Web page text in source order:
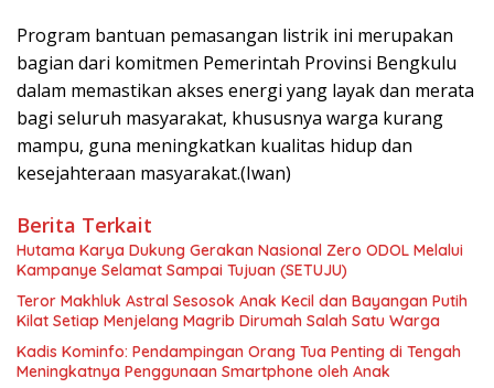
Program bantuan pemasangan listrik ini merupakan
bagian dari komitmen Pemerintah Provinsi Bengkulu
dalam memastikan akses energi yang layak dan merata
bagi seluruh masyarakat, khususnya warga kurang
mampu, guna meningkatkan kualitas hidup dan
kesejahteraan masyarakat.(Iwan)
Berita Terkait
Hutama Karya Dukung Gerakan Nasional Zero ODOL Melalui
Kampanye Selamat Sampai Tujuan (SETUJU)
Teror Makhluk Astral Sesosok Anak Kecil dan Bayangan Putih
Kilat Setiap Menjelang Magrib Dirumah Salah Satu Warga
Kadis Kominfo: Pendampingan Orang Tua Penting di Tengah
Meningkatnya Penggunaan Smartphone oleh Anak